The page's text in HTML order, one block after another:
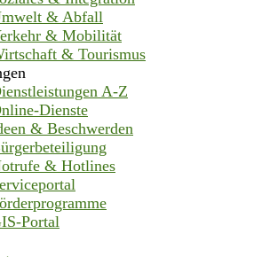
& Abfall
& Mobilität
& Tourismus
A-Z
Dienste
& Beschwerden
& Hotlines
Portal